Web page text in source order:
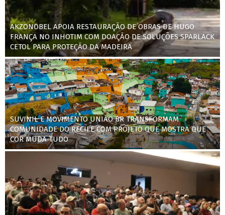
AKZONOBEL APOIA RESTAURAÇÃO DE OBRAS DE HUGO
FRANÇA NO INHOTIM COM DOAÇÃO DE SOLUÇÕES SPARLACK
CETOL PARA PROTEÇÃO DA MADEIRA
SUVINIL E MOVIMENTO UNIÃO BR TRANSFORMAM
COMUNIDADE DO RECIFE COM PROJETO QUE MOSTRA QUE
COR MUDA TUDO